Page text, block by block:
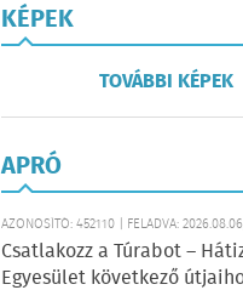
KÉPEK
TOVÁBBI KÉPEK
APRÓ
AZONOSÍTÓ: 452110 | FELADVA:
Csatlakozz a Túrabot –
Egyesület következő